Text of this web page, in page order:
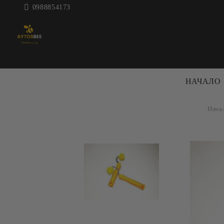
0988854173
НАЧАЛО
ЦЕНТРАФУГИ ЗА МЕД
ДЕКРИСТАЛИЗАТОРИ
МАТУРАТОРИ
БОЯ ЗА